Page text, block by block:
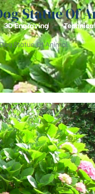
3D Engraving
Statue Of
Statue Of Animal